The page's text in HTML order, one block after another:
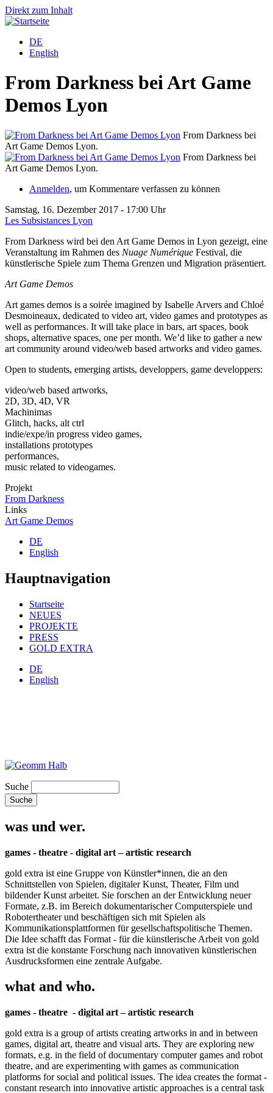
Direkt zum Inhalt
DE
English
From Darkness bei Art Game
Demos Lyon
From Darkness bei
Art Game Demos Lyon.
From Darkness bei
Art Game Demos Lyon.
Anmelden, um Kommentare verfassen zu können
Samstag, 16. Dezember 2017 - 17:00 Uhr
Les Subsistances Lyon
From Darkness wird bei den Art Game Demos in Lyon gezeigt, eine
Veranstaltung im Rahmen des Nuage Numérique Festival, die
künstlerische Spiele zum Thema Grenzen und Migration präsentiert.
Art Game Demos
Art games demos is a soirée imagined by Isabelle Arvers and Chloé
Desmoineaux, dedicated to video art, video games and prototypes as
well as performances. It will take place in bars, art spaces, book
shops, alternative spaces, one per month. We’d like to gather a new
art community around video/web based artworks and video games.
Open to students, emerging artists, developpers, game developpers:
video/web based artworks,
2D, 3D, 4D, VR
Machinimas
Glitch, hacks, alt ctrl
indie/expe/in progress video games,
installations prototypes
performances,
music related to videogames.
Projekt
From Darkness
Links
Art Game Demos
DE
English
Hauptnavigation
Startseite
NEUES
PROJEKTE
PRESS
GOLD EXTRA
DE
English
Suche
was und wer.
games - theatre - digital art – artistic research
gold extra ist eine Gruppe von Künstler*innen, die an den
Schnittstellen von Spielen, digitaler Kunst, Theater, Film und
bildender Kunst arbeitet. Sie forschen an der Entwicklung neuer
Formate, z.B. im Bereich dokumentarischer Computerspiele und
Robotertheater und beschäftigen sich mit Spielen als
Kommunikationsplattformen für gesellschaftspolitische Themen.
Die Idee schafft das Format - für die künstlerische Arbeit von gold
extra ist die konstante Forschung nach innovativen künstlerischen
Ausdrucksformen eine zentrale Aufgabe.
what and who.
games - theatre - digital art – artistic research
gold extra is a group of artists creating artworks in and in between
games, digital art, theatre and visual arts. They are exploring new
formats, e.g. in the field of documentary computer games and robot
theatre, and are experimenting with games as communication
platforms for social and political issues. The idea creates the format -
constant research into innovative artistic approaches is a central task